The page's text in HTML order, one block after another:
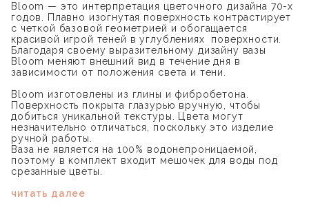
Bloom — это интерпретация цветочного дизайна 70-х
годов. Плавно изогнутая поверхность контрастирует
с четкой базовой геометрией и обогащается
красивой игрой теней в углублениях поверхности.
Благодаря своему выразительному дизайну вазы
Bloom меняют внешний вид в течение дня в
зависимости от положения света и тени.
Bloom изготовлены из глины и фибробетона.
Поверхность покрыта глазурью вручную, чтобы
добиться уникальной текстуры. Цвета могут
незначительно отличаться, поскольку это изделие
ручной работы.
Ваза не является на 100% водонепроницаемой,
поэтому в комплект входит мешочек для воды под
срезанные цветы.
читать далее